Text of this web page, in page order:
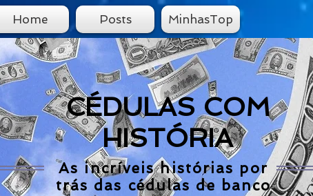
Home Posts MinhasTop
CÉDULAS COM
HISTÓRIA
As incríveis histórias por
trás das cédulas de banco